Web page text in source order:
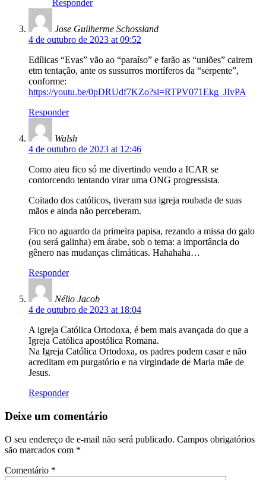
Responder
Jose Guilherme Schossland
4 de outubro de 2023 at 09:52
Edílicas “Evas” vão ao “paraíso” e farão as “uniões” cairem
etm tentação, ante os sussurros mortíferos da “serpente”,
conforme:
https://youtu.be/0pDRUdf7KZo?si=RTPV071Ekg_JIvPA
Responder
Walsh
4 de outubro de 2023 at 12:46
Como ateu fico só me divertindo vendo a ICAR se
contorcendo tentando virar uma ONG progressista.
Coitado dos católicos, tiveram sua igreja roubada de suas
mãos e ainda não perceberam.
Fico no aguardo da primeira papisa, rezando a missa do galo
(ou será galinha) em árabe, sob o tema: a importância do
gênero nas mudanças climáticas. Hahahaha…
Responder
Nélio Jacob
4 de outubro de 2023 at 18:04
A igreja Católica Ortodoxa, é bem mais avançada do que a
Igreja Católica apostólica Romana.
Na Igreja Católica Ortodoxa, os padres podem casar e não
acreditam em purgatório e na virgindade de Maria mãe de
Jesus.
Responder
Deixe um comentário
O seu endereço de e-mail não será publicado. Campos obrigatórios
são marcados com *
Comentário *